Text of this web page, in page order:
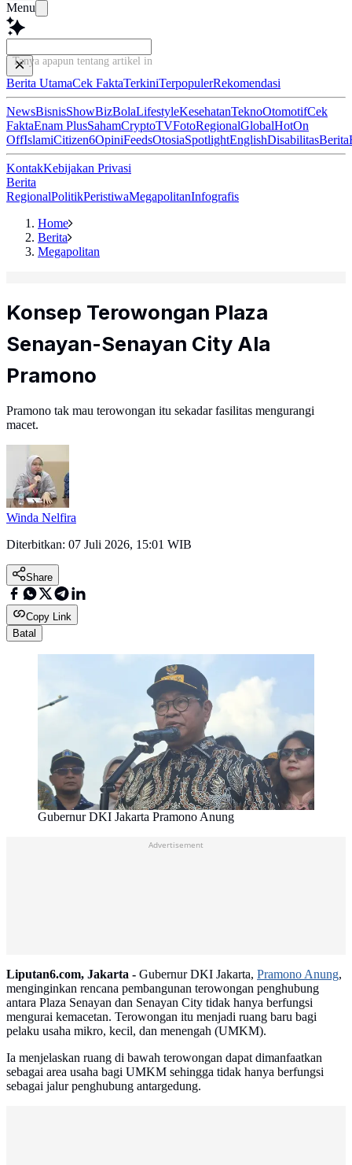
Menu
Tanya apapun tentang artikel ini...
Berita UtamaCek FaktaTerkiniTerpopulerRekomendasi
NewsBisnisShowBizBolaLifestyleKesehatanTeknoOtomotifCek
FaktaEnam PlusSahamCryptoTVFotoRegionalGlobalHotOn
OffIslamiCitizen6OpiniFeedsOtosiaSpotlightEnglishDisabilitasBerita
KontakKebijakan Privasi
Berita
RegionalPolitikPeristiwaMegapolitanInfografis
Home
Berita
Megapolitan
Konsep Terowongan Plaza
Senayan-Senayan City Ala
Pramono
Pramono tak mau terowongan itu sekadar fasilitas mengurangi
macet.
Winda Nelfira
Diterbitkan: 07 Juli 2026, 15:01 WIB
Share
Copy Link
Batal
Gubernur DKI Jakarta Pramono Anung
Advertisement
Liputan6.com, Jakarta - Gubernur DKI Jakarta, Pramono Anung,
menginginkan rencana pembangunan terowongan penghubung
antara Plaza Senayan dan Senayan City tidak hanya berfungsi
mengurai kemacetan. Terowongan itu menjadi ruang baru bagi
pelaku usaha mikro, kecil, dan menengah (UMKM).
Ia menjelaskan ruang di bawah terowongan dapat dimanfaatkan
sebagai area usaha bagi UMKM sehingga tidak hanya berfungsi
sebagai jalur penghubung antargedung.